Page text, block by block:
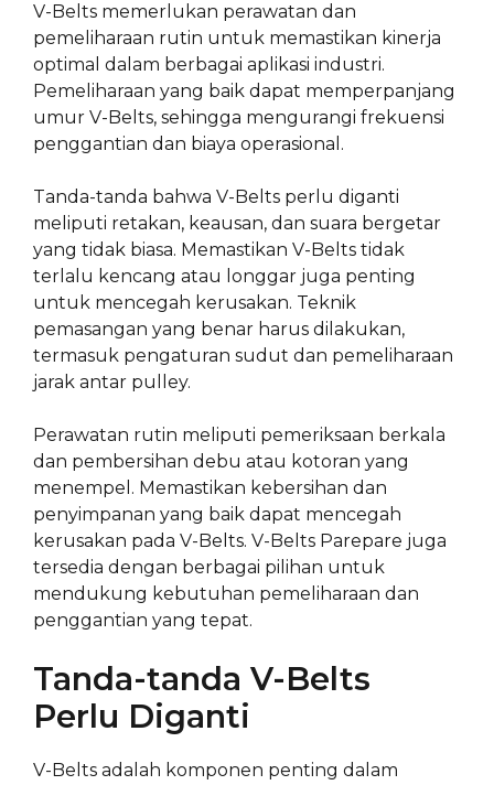
V-Belts memerlukan perawatan dan
pemeliharaan rutin untuk memastikan kinerja
optimal dalam berbagai aplikasi industri.
Pemeliharaan yang baik dapat memperpanjang
umur V-Belts, sehingga mengurangi frekuensi
penggantian dan biaya operasional.
Tanda-tanda bahwa V-Belts perlu diganti
meliputi retakan, keausan, dan suara bergetar
yang tidak biasa. Memastikan V-Belts tidak
terlalu kencang atau longgar juga penting
untuk mencegah kerusakan. Teknik
pemasangan yang benar harus dilakukan,
termasuk pengaturan sudut dan pemeliharaan
jarak antar pulley.
Perawatan rutin meliputi pemeriksaan berkala
dan pembersihan debu atau kotoran yang
menempel. Memastikan kebersihan dan
penyimpanan yang baik dapat mencegah
kerusakan pada V-Belts. V-Belts Parepare juga
tersedia dengan berbagai pilihan untuk
mendukung kebutuhan pemeliharaan dan
penggantian yang tepat.
Tanda-tanda V-Belts
Perlu Diganti
V-Belts adalah komponen penting dalam